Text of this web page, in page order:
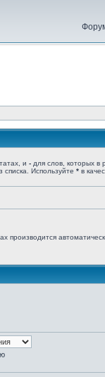
и - для слов, которых в
списка. Используйте * в
производится